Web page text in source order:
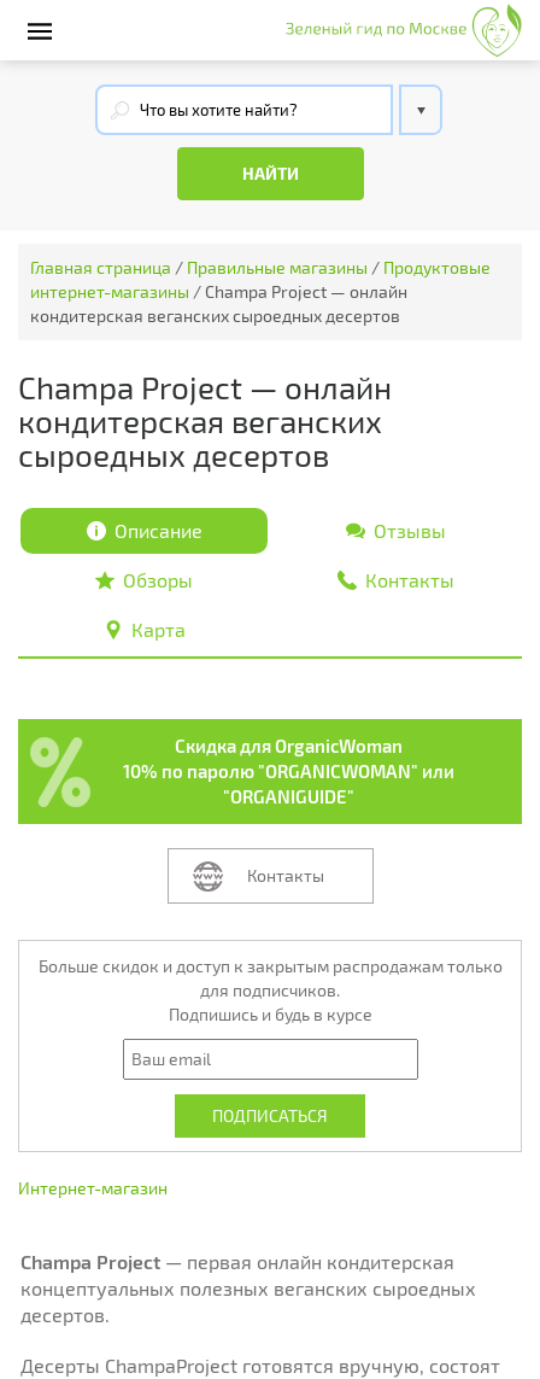
Главная страница / Правильные магазины / Продуктовые
интернет-магазины / Champa Project — онлайн
кондитерская веганских сыроедных десертов
Champa Project — онлайн
кондитерская веганских
сыроедных десертов
Описание Отзывы
Обзоры Контакты
Карта
Скидка для OrganicWoman
10% по паролю "ORGANICWOMAN" или
"ORGANIGUIDE"
Контакты
Больше скидок и доступ к закрытым распродажам только
для подписчиков.
Подпишись и будь в курсе
Интернет-магазин
Champa Project — первая онлайн кондитерская
концептуальных полезных веганских сыроедных
десертов.
Десерты ChampaProject готовятся вручную, состоят